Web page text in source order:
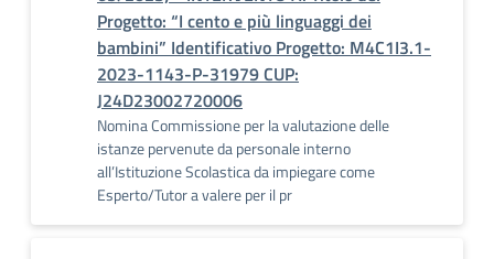
Progetto: “I cento e più linguaggi dei
bambini” Identificativo Progetto: M4C1I3.1-
2023-1143-P-31979 CUP:
J24D23002720006
Nomina Commissione per la valutazione delle
istanze pervenute da personale interno
all’Istituzione Scolastica da impiegare come
Esperto/Tutor a valere per il pr